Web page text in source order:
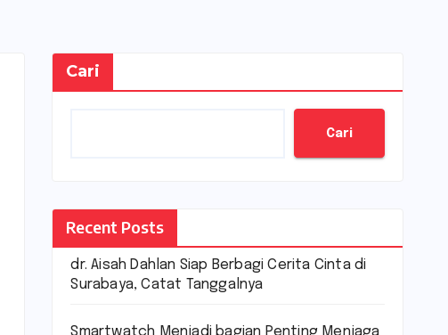
Cari
Cari
Recent Posts
dr. Aisah Dahlan Siap Berbagi Cerita Cinta di
Surabaya, Catat Tanggalnya
Smartwatch Menjadi bagian Penting Menjaga